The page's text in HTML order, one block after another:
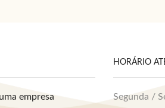
empresa
HORÁRIO
Segunda /